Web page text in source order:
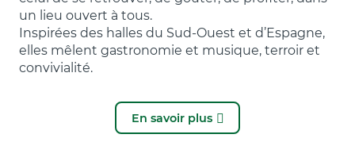
un lieu ouvert à tous.
Inspirées des halles du Sud-Ouest et d’Espagne,
elles mêlent gastronomie et musique, terroir et
convivialité.
En savoir plus